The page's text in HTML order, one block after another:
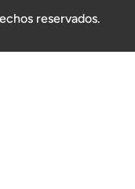
reservados.